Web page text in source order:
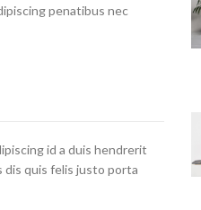
penatibus nec
id a duis hendrerit
dis quis felis justo porta